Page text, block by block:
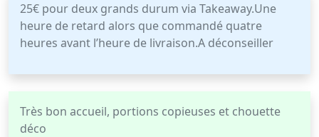
25€ pour deux grands durum via Takeaway.Une
heure de retard alors que commandé quatre
heures avant l’heure de livraison.A déconseiller
Très bon accueil, portions copieuses et chouette
déco